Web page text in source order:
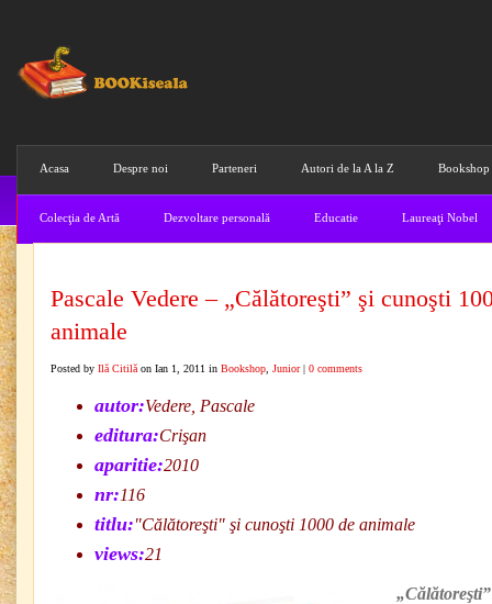
Acasa Despre noi Parteneri Autori de la A la Z Bookshop
Colecţia de Artă Dezvoltare personală Educatie Laureaţi Nobel
Pascale Vedere – „Călătoreşti” şi cunoşti
animale
Posted by Ilă Citilă on Ian 1, 2011 in Bookshop Junior| 0 comments
autor:Vedere, Pascale
editura:Crişan
aparitie:2010
nr:116
titlu:"Călătoreşti" şi cunoşti 1000 de animale
views:21